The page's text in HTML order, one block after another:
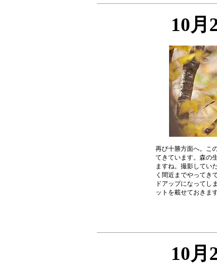
10月
再び十勝方面へ。こ
てきています。森の
ますね。撮影してい
く間近までやってき
ドアップになってし
10月